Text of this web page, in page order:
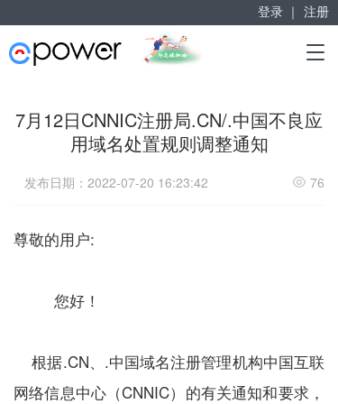
T
l
a
赋能“大众创业”
掘金万亿企业服务市场！
登录 ｜ 注册
7月12日CNNIC注册局.CN/.中国不良应
用域名处置规则调整通知
发布日期：2022-07-20 16:23:42 76
尊敬的用户:
您好！
根据.CN、.中国域名注册管理机构中国互联
网络信息中心（CNNIC）的有关通知和要求，